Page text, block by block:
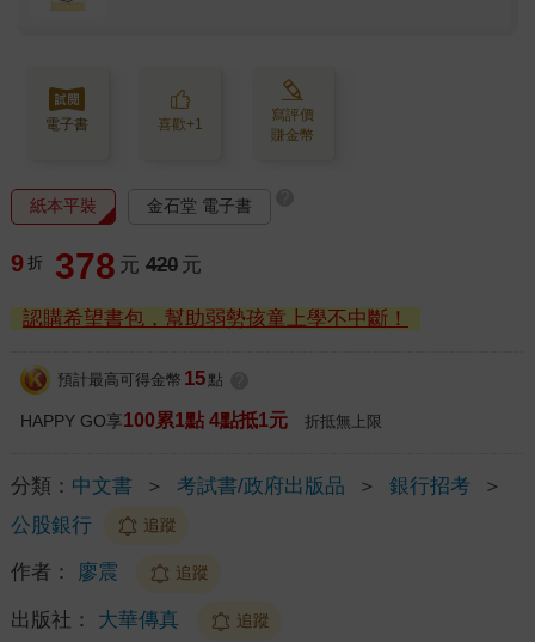
電子書 喜歡+1
寫評價
賺金幣
紙本平裝 金石堂 電子書
9 折 378 元 420 元
認購希望書包，幫助弱勢孩童上學不中斷！
預計最高可得金幣 15 點
HAPPY GO享100累1點 4點抵1元 折抵無上限
分類： 中文書 ＞ 考試書/政府出版品 ＞ 銀行招考
＞
公股銀行
追蹤
作者： 廖震 追蹤
出版社： 大華傳真 追蹤